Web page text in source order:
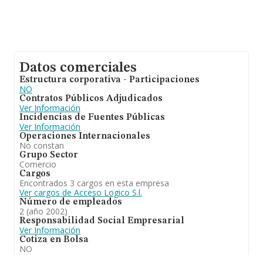
Datos comerciales
Estructura corporativa - Participaciones
NO
Contratos Públicos Adjudicados
Ver Información
Incidencias de Fuentes Públicas
Ver Información
Operaciones Internacionales
No constan
Grupo Sector
Comercio
Cargos
Encontrados 3 cargos en esta empresa
Ver cargos de Acceso Logico S.l.
Número de empleados
2 (año 2002)
Responsabilidad Social Empresarial
Ver Información
Cotiza en Bolsa
NO